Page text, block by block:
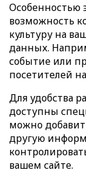
Особенностью
возможность
культуру на
данных.
событие или
посетителей
Для удобства
доступны
можно
другую
вашем сайте.